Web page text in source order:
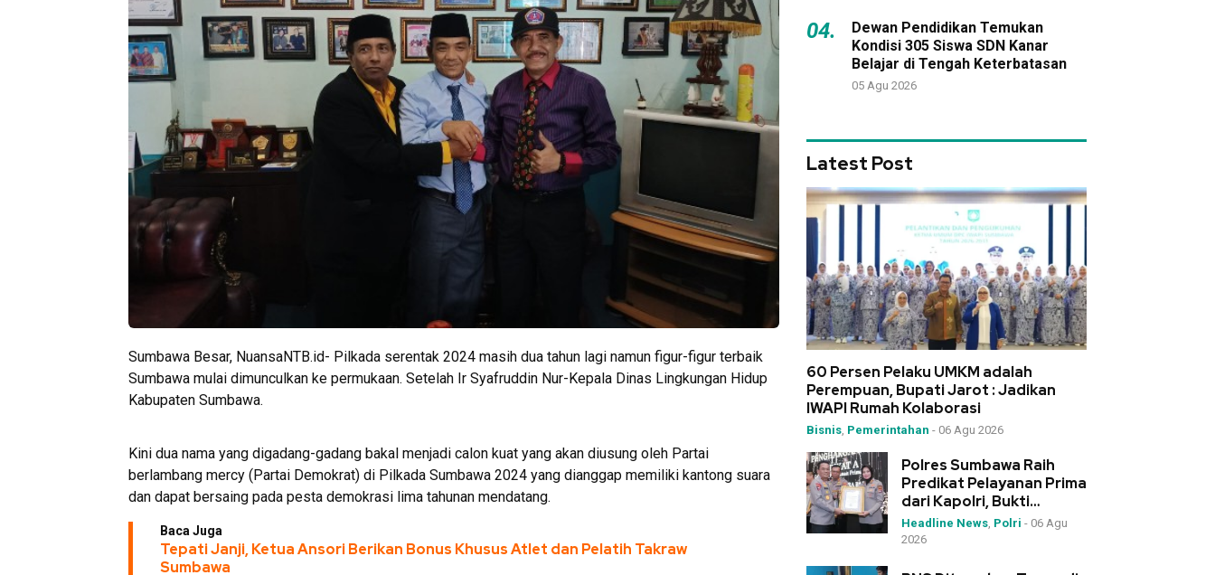
Sumbawa Besar, NuansaNTB.id- Pilkada serentak 2024 masih dua tahun lagi namun figur-figur terbaik
Sumbawa mulai dimunculkan ke permukaan. Setelah Ir Syafruddin Nur-Kepala Dinas Lingkungan Hidup
Kabupaten Sumbawa.
Kini dua nama yang digadang-gadang bakal menjadi calon kuat yang akan diusung oleh Partai
berlambang mercy (Partai Demokrat) di Pilkada Sumbawa 2024 yang dianggap memiliki kantong suara
dan dapat bersaing pada pesta demokrasi lima tahunan mendatang.
Baca Juga
Tepati Janji, Ketua Ansori Berikan Bonus Khusus Atlet dan Pelatih Takraw
Sumbawa
04.
Dewan Pendidikan Temukan
Kondisi 305 Siswa SDN Kanar
Belajar di Tengah Keterbatasan
05 Agu 2026
Latest Post
60 Persen Pelaku UMKM adalah
Perempuan, Bupati Jarot : Jadikan
IWAPI Rumah Kolaborasi
Bisnis, Pemerintahan - 06 Agu 2026
Polres Sumbawa Raih
Predikat Pelayanan Prima
dari Kapolri, Bukti
Dedikasi Tinggi di
Rakernis Polda NTB
Headline News, Polri - 06 Agu
2026